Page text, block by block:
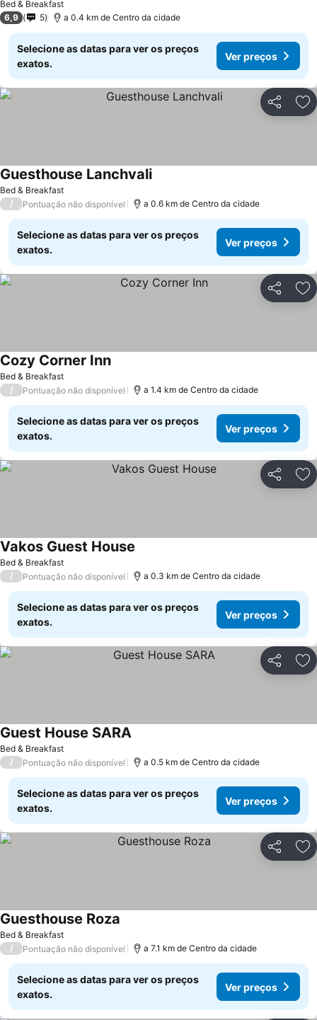
Bed & Breakfast
6,9 5 a 0.4 km de Centro da cidade
Selecione as datas para ver os preços
exatos.
Ver preços
Partilhar
Bed & Breakfast
Guesthouse LanchvaliVer preços
/ Pontuação não disponível a 0.6 km de Centro da cidade
Selecione as datas para ver os preços
exatos.
Ver preços
Partilhar
Bed & Breakfast
Cozy Corner InnVer preços
/ Pontuação não disponível a 1.4 km de Centro da cidade
Selecione as datas para ver os preços
exatos.
Ver preços
Partilhar
Bed & Breakfast
Vakos Guest House
/ Pontuação não disponível a 0.3 km de Centro da cidade
Selecione as datas para ver os preços
exatos.
Ver preços
Partilhar
Bed & Breakfast
Guest House SARAVer preços
/ Pontuação não disponível a 0.5 km de Centro da cidade
Selecione as datas para ver os preços
exatos.
Ver preços
Partilhar
Bed & Breakfast
Guesthouse Roza
/ Pontuação não disponível a 7.1 km de Centro da cidade
Selecione as datas para ver os preços
exatos.
Ver preços